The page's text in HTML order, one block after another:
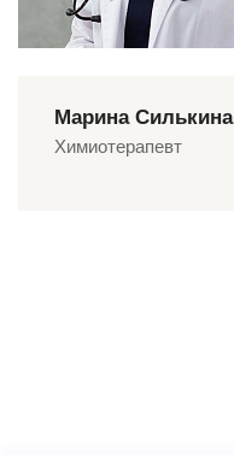
Марина Силькина
Химиотерапевт